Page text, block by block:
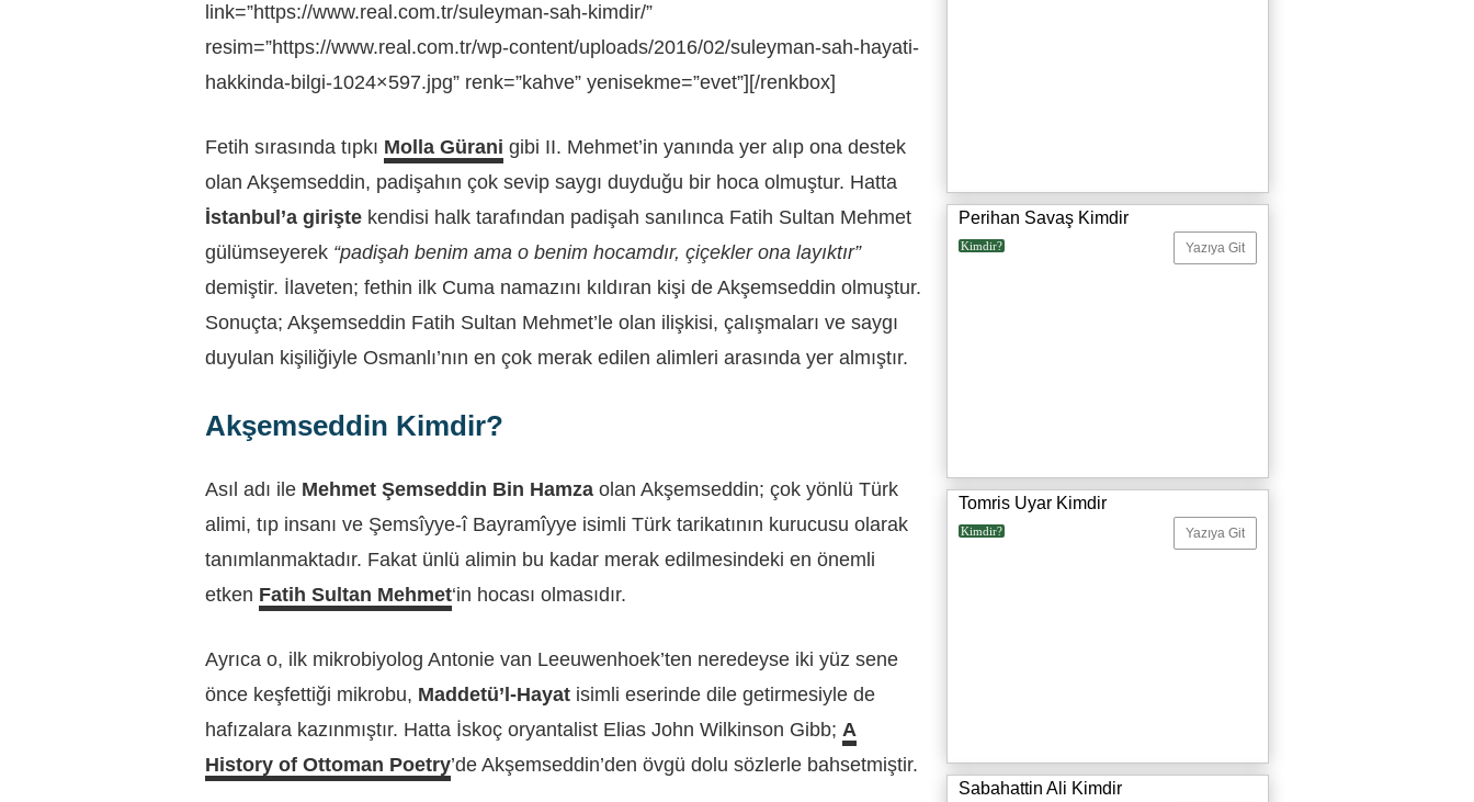
link=”https://www.real.com.tr/suleyman-sah-kimdir/”
resim=”https://www.real.com.tr/wp-content/uploads/2016/02/suleyman-sah-hayati-
hakkinda-bilgi-1024×597.jpg” renk=”kahve” yenisekme=”evet”][/renkbox]
Fetih sırasında tıpkı Molla Gürani gibi II. Mehmet’in yanında yer alıp ona destek
olan Akşemseddin, padişahın çok sevip saygı duyduğu bir hoca olmuştur. Hatta
İstanbul’a girişte kendisi halk tarafından padişah sanılınca Fatih Sultan Mehmet
gülümseyerek “padişah benim ama o benim hocamdır, çiçekler ona layıktır”
demiştir. İlaveten; fethin ilk Cuma namazını kıldıran kişi de Akşemseddin olmuştur.
Sonuçta; Akşemseddin Fatih Sultan Mehmet’le olan ilişkisi, çalışmaları ve saygı
duyulan kişiliğiyle Osmanlı’nın en çok merak edilen alimleri arasında yer almıştır.
Akşemseddin Kimdir?
Asıl adı ile Mehmet Şemseddin Bin Hamza olan Akşemseddin; çok yönlü Türk
alimi, tıp insanı ve Şemsîyye-î Bayramîyye isimli Türk tarikatının kurucusu olarak
tanımlanmaktadır. Fakat ünlü alimin bu kadar merak edilmesindeki en önemli
etken Fatih Sultan Mehmet‘in hocası olmasıdır.
Ayrıca o, ilk mikrobiyolog Antonie van Leeuwenhoek’ten neredeyse iki yüz sene
önce keşfettiği mikrobu, Maddetü’l-Hayat isimli eserinde dile getirmesiyle de
hafızalara kazınmıştır. Hatta İskoç oryantalist Elias John Wilkinson Gibb; A
History of Ottoman Poetry’de Akşemseddin’den övgü dolu sözlerle bahsetmiştir.
Perihan Savaş Kimdir
Kimdir? Yazıya Git
Tomris Uyar Kimdir
Kimdir? Yazıya Git
Sabahattin Ali Kimdir